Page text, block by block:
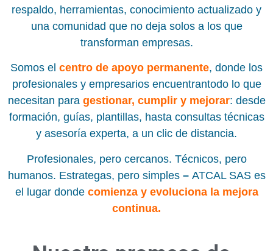
respaldo, herramientas, conocimiento actualizado y
una comunidad que no deja solos a los que
transforman empresas.
Somos el centro de apoyo permanente, donde los
profesionales y empresarios encuentrantodo lo que
necesitan para gestionar, cumplir y mejorar: desde
formación, guías, plantillas, hasta consultas técnicas
y asesoría experta, a un clic de distancia.
Profesionales, pero cercanos. Técnicos, pero
humanos. Estrategas, pero simples – ATCAL SAS es
el lugar donde comienza y evoluciona la mejora
continua.